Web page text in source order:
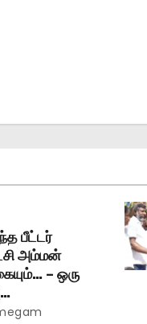
பீட்டர்
அம்மன்
– ஒரு